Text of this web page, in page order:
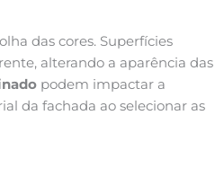
das cores. Superfícies
alterando a aparência das
podem impactar a
da fachada ao selecionar as